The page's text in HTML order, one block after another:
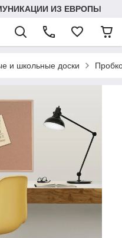
ИЗ ЕВРОПЫ
и школьные доски